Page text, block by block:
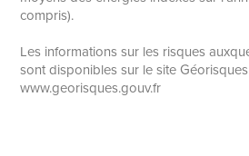
compris).
Les informations sur les risques
sont disponibles sur le site
www.georisques.gouv.fr